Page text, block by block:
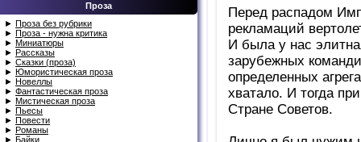
Проза
► Проза без рубрики
► Проза - нужна критика
► Миниатюры
► Рассказы
► Сказки (проза)
► Юмористическая проза
► Новеллы
► Фантастическая проза
► Мистическая проза
► Пьесы
► Повести
► Романы
► Байки
Перед распадом
рекламаций
И была у нас
зарубежных
определенных
хватало. И тогда
Стране Советов.